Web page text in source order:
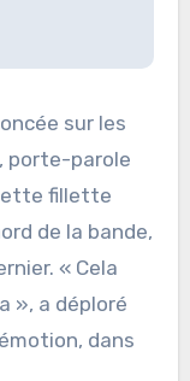
sur les
porte-parole
fillette
de la bande,
« Cela
», a déploré
dans